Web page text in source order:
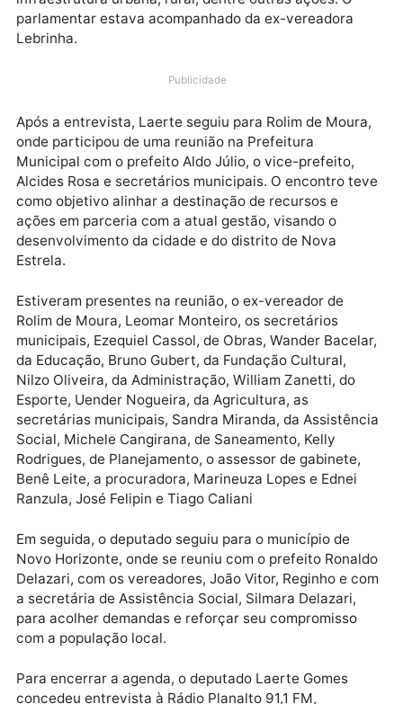
e Novo Horizonte. Em Presidente Médici, o
concedeu entrevista à Rádio Rondônia FM 91,9, onde
últimos anos e os recursos já destinados para obras
parlamentar estava acompanhado da ex-vereadora
Lebrinha.
Publicidade
Após a entrevista, Laerte seguiu para Rolim de
onde participou de uma reunião na Prefeitura
Alcides Rosa e secretários municipais. O encontro
como objetivo alinhar a destinação de recursos e
ações em parceria com a atual gestão, visando o
desenvolvimento da cidade e do distrito de Nova
Estrela.
Estiveram presentes na reunião, o ex-vereador de
Rolim de Moura, Leomar Monteiro, os secretários
municipais, Ezequiel Cassol, de Obras, Wander
da Educação, Bruno Gubert, da Fundação Cultural,
Esporte, Uender Nogueira, da Agricultura, as
secretárias municipais, Sandra Miranda, da
Social, Michele Cangirana, de Saneamento, Kelly
Rodrigues, de Planejamento, o assessor de gabinete,
Benê Leite, a procuradora, Marineuza Lopes e Ednei
Em seguida, o deputado seguiu para o município de